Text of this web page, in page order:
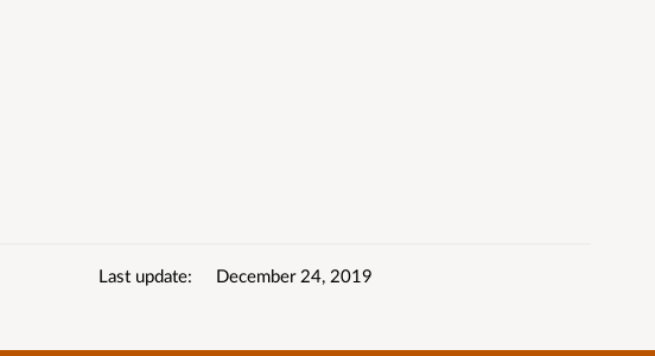
Last update December 24, 2019